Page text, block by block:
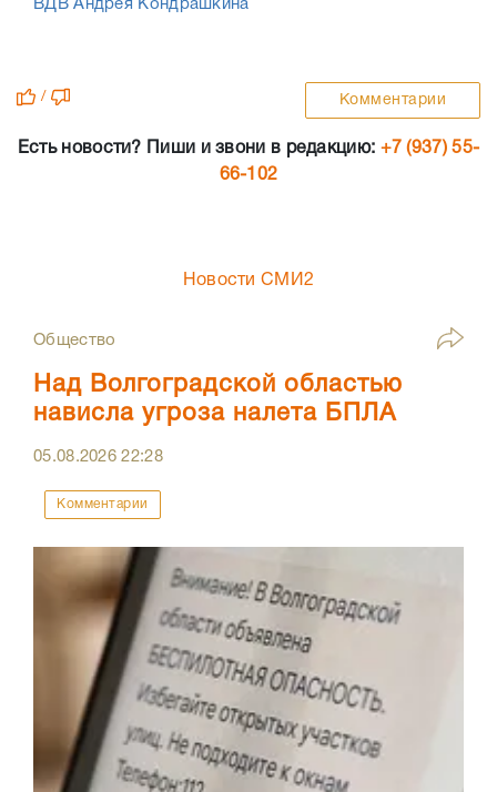
ВДВ Андрея Кондрашкина
/ Комментарии
Есть новости? Пиши и звони в редакцию: +7 (937) 55-
66-102
Новости СМИ2
Общество
Над Волгоградской областью
нависла угроза налета БПЛА
05.08.202622:28
Комментарии